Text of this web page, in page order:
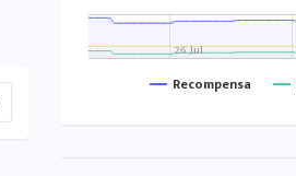
Recompensa
26. Jul